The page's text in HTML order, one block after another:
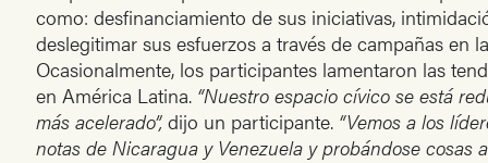
como: desfinanciamiento de sus iniciativas,
deslegitimar sus esfuerzos a través de campañas en
Ocasionalmente, los participantes lamentaron las
en América Latina. “Nuestro espacio cívico se está
más acelerado”, dijo un participante. “Vemos a los
notas de Nicaragua y Venezuela y probándose cosas